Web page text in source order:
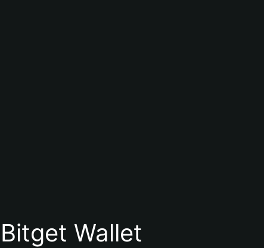
تنزيل تطبيق محفظة Bitget Wallet